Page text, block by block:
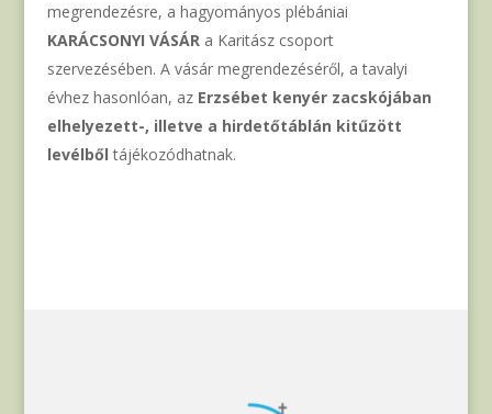
megrendezésre, a hagyományos plébániai
KARÁCSONYI VÁSÁRa Karitász csoport
szervezésében. A vásár megrendezéséről, a tavalyi
évhez hasonlóan, az Erzsébet kenyér zacskójában
elhelyezett-, illetve a hirdetőtáblán kitűzött
levélből tájékozódhatnak.